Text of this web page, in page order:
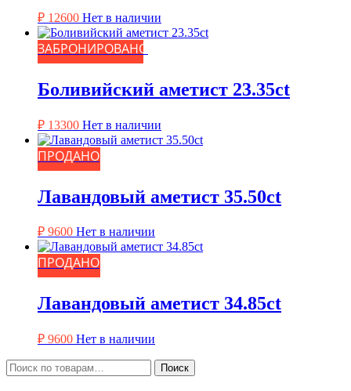
₽ 12600 Нет в наличии
ЗАБРОНИРОВАНО
Боливийский аметист 23.35ct
₽ 13300 Нет в наличии
ПРОДАНО
Лавандовый аметист 35.50ct
₽ 9600 Нет в наличии
ПРОДАНО
Лавандовый аметист 34.85ct
₽ 9600 Нет в наличии
Искать:
Поиск